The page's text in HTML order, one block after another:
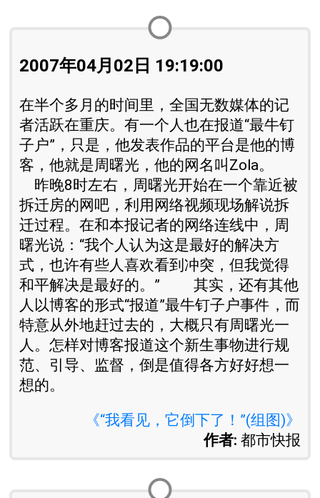
2007年04月02日 19:19:00
在半个多月的时间里，全国无数媒体的记
者活跃在重庆。有一个人也在报道“最牛钉
子户”，只是，他发表作品的平台是他的博
客，他就是周曙光，他的网名叫Zola。
昨晚8时左右，周曙光开始在一个靠近被
拆迁房的网吧，利用网络视频现场解说拆
迁过程。在和本报记者的网络连线中，周
曙光说：“我个人认为这是最好的解决方
式，也许有些人喜欢看到冲突，但我觉得
和平解决是最好的。” 其实，还有其他
人以博客的形式“报道”最牛钉子户事件，而
特意从外地赶过去的，大概只有周曙光一
人。怎样对博客报道这个新生事物进行规
范、引导、监督，倒是值得各方好好想一
想的。
《“我看见，它倒下了！”(组图)》
作者: 都市快报